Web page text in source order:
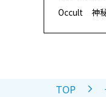
Occult 神
TOP